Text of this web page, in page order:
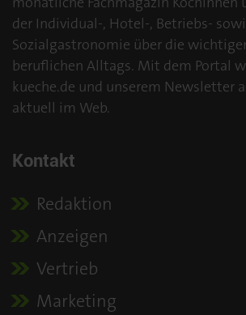
der Individual-, Hotel-, Betriebs-
Sozialgastronomie über die
beruflichen Alltags. Mit dem Portal
kueche.de und unserem Newsletter
aktuell im Web.
Kontakt
Redaktion
Anzeigen
Vertrieb
Marketing